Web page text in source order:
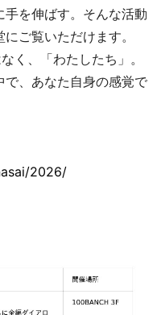
手を伸ばす。そんな活動
ご覧いただけます。
く、「わたしたち」。
で、あなた自身の感覚で
2026/